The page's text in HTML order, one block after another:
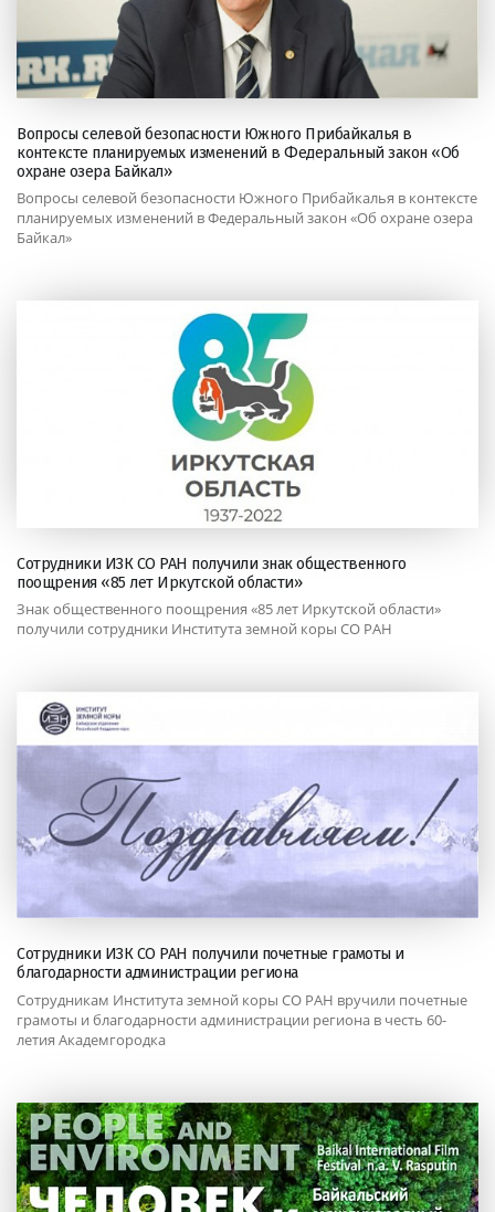
Вопросы селевой безопасности Южного Прибайкалья в
контексте планируемых изменений в Федеральный закон «Об
охране озера Байкал»
Вопросы селевой безопасности Южного Прибайкалья в контексте
планируемых изменений в Федеральный закон «Об охране озера
Байкал»
Сотрудники ИЗК СО РАН получили знак общественного
поощрения «85 лет Иркутской области»
Знак общественного поощрения «85 лет Иркутской области»
получили сотрудники Института земной коры СО РАН
Сотрудники ИЗК СО РАН получили почетные грамоты и
благодарности администрации региона
Сотрудникам Института земной коры СО РАН вручили почетные
грамоты и благодарности администрации региона в честь 60-
летия Академгородка